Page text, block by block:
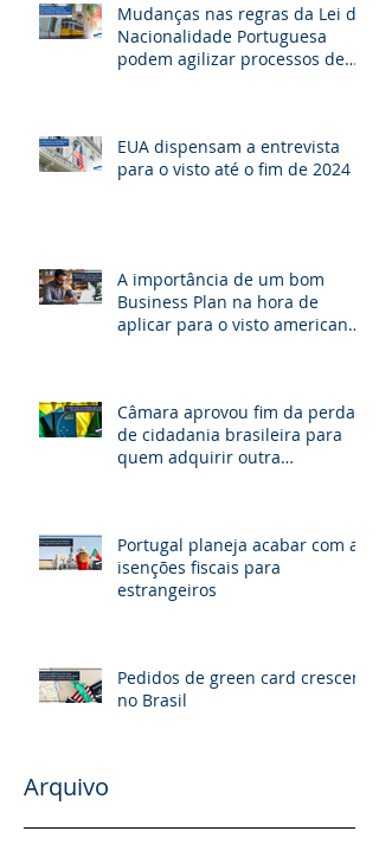
Mudanças nas regras da Lei de
Nacionalidade Portuguesa
podem agilizar processos de
EUA dispensam a entrevista
para o visto até o fim de 2024
A importância de um bom
Business Plan na hora de
aplicar para o visto americano
Câmara aprovou fim da perda
de cidadania brasileira para
quem adquirir outra
Portugal planeja acabar com as
isenções fiscais para
estrangeiros
Pedidos de green card crescem
no Brasil
Arquivo